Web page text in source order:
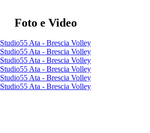
Foto e Video
Studio55 Ata - Brescia Volley
Studio55 Ata - Brescia Volley
Studio55 Ata - Brescia Volley
Studio55 Ata - Brescia Volley
Studio55 Ata - Brescia Volley
Studio55 Ata - Brescia Volley